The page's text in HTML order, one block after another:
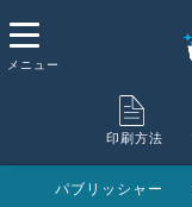
印刷方法
パブリッシャー